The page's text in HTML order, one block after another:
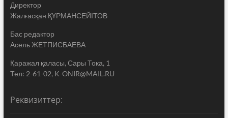
Директор
Жалғасқан ҚҰРМАНСЕЙІТОВ
Бас редактор
Асель ЖЕТПИСБАЕВА
Қаражал қаласы, Сары Тока, 1
Тел: 2-61-02, K-ONIR@MAIL.RU
Реквизиттер: